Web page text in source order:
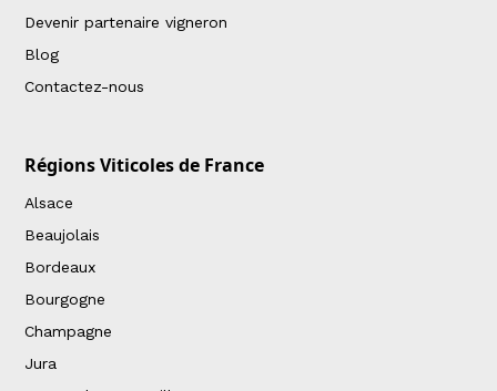
Devenir partenaire vigneron
Blog
Contactez-nous
Régions Viticoles de France
Alsace
Beaujolais
Bordeaux
Bourgogne
Champagne
Jura